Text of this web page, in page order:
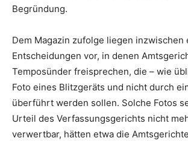
Begründung.
Dem Magazin zufolge liegen inzwischen
Entscheidungen vor, in denen
Temposünder freisprechen, die – wie
Foto eines Blitzgeräts und nicht durch
überführt werden sollen. Solche Fotos
Urteil des Verfassungsgerichts nicht
verwertbar, hätten etwa die